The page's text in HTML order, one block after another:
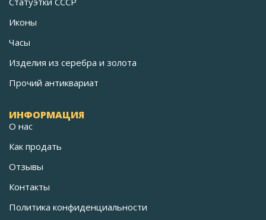
Иконы
Часы
Изделия из серебра и золота
Прочий антиквариат
ИНФОРМАЦИЯ
О нас
Как продать
Отзывы
Контакты
Политика конфиденциальности